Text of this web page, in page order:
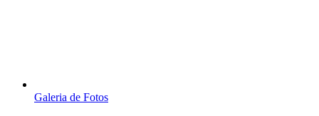
Galeria de Fotos